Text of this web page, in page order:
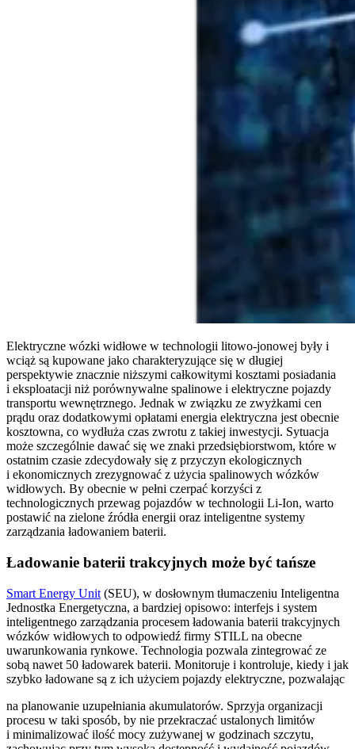
Elektryczne wózki widłowe w technologii litowo-jonowej były i
wciąż są kupowane jako charakteryzujące się w długiej
perspektywie znacznie niższymi całkowitymi kosztami posiadania
i eksploatacji niż porównywalne spalinowe i elektryczne pojazdy
transportu wewnętrznego. Jednak w związku ze zwyżkami cen
prądu oraz dodatkowymi opłatami energia elektryczna jest obecnie
kosztowna, co wydłuża czas zwrotu z takiej inwestycji. Sytuacja
może szczególnie dawać się we znaki przedsiębiorstwom, które w
ostatnim czasie zdecydowały się z przyczyn ekologicznych
i ekonomicznych zrezygnować z użycia spalinowych wózków
widłowych. By obecnie w pełni czerpać korzyści z
technologicznych przewag pojazdów w technologii Li-Ion, warto
postawić na zielone źródła energii oraz inteligentne systemy
zarządzania ładowaniem baterii.
Ładowanie baterii trakcyjnych może być tańsze
Smart Energy Unit (SEU), w dosłownym tłumaczeniu Inteligentna
Jednostka Energetyczna, a bardziej opisowo: interfejs i system
inteligentnego zarządzania procesem ładowania baterii trakcyjnych
wózków widłowych to odpowiedź firmy STILL na obecne
uwarunkowania rynkowe. Technologia pozwala zintegrować ze
sobą nawet 50 ładowarek baterii. Monitoruje i kontroluje, kiedy i jak
szybko ładowane są z ich użyciem pojazdy elektryczne, pozwalając
na planowanie uzupełniania akumulatorów. Sprzyja organizacji
procesu w taki sposób, by nie przekraczać ustalonych limitów
i minimalizować ilość mocy zużywanej w godzinach szczytu,